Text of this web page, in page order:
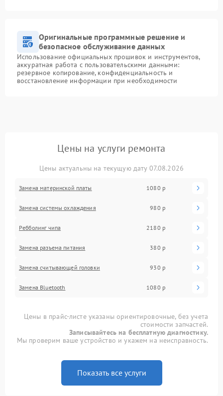
Оригинальные программные решение и
безопасное обслуживание данных
Использование официальных прошивок и инструментов,
аккуратная работа с пользовательскими данными:
резервное копирование, конфиденциальность и
восстановление информации при необходимости
Цены на услуги ремонта
Цены актуальны на текущую дату 07.08.2026
Замена материнской платы 1080 р
Замена системы охлаждения 980 р
Ребболинг чипа 2180 р
Замена разъема питания 380 р
Замена считывающей головки 930 р
Замена Bluetooth 1080 р
Цены в прайс-листе указаны ориентировочные, без учета
стоимости запчастей.
Записывайтесь на бесплатную диагностику.
Мы проверим ваше устройство и укажем на неисправность.
Показать все услуги